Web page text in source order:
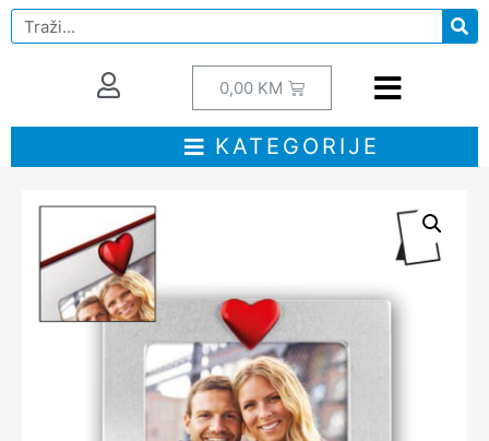
0,00 KM
KATEGORIJE